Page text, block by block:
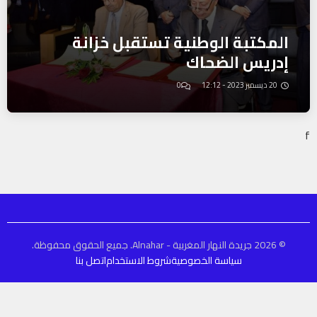
المكتبة الوطنية تستقبل خزانة
إدريس الضحاك
20 ديسمبر 2023 - 12:12 0
f
© 2026 جريدة النهار المغربية - Alnahar. جميع الحقوق محفوظة.
سياسة الخصوصيةشروط الاستخداماتصل بنا